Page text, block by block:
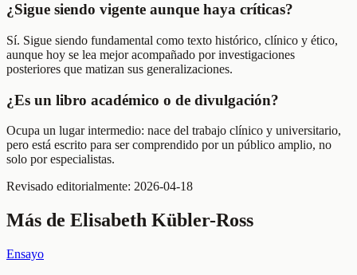
¿Sigue siendo vigente aunque haya críticas?
Sí. Sigue siendo fundamental como texto histórico, clínico y ético,
aunque hoy se lea mejor acompañado por investigaciones
posteriores que matizan sus generalizaciones.
¿Es un libro académico o de divulgación?
Ocupa un lugar intermedio: nace del trabajo clínico y universitario,
pero está escrito para ser comprendido por un público amplio, no
solo por especialistas.
Revisado editorialmente: 2026-04-18
Más de Elisabeth Kübler-Ross
Ensayo